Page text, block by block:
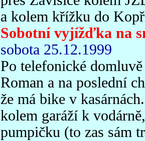
a kolem křížku do
Sobotní vyjížďka na
sobota 25.12.1999
Po telefonické
Roman a na poslední
že má bike v
kolem garáží k
pumpičku (to zas sám